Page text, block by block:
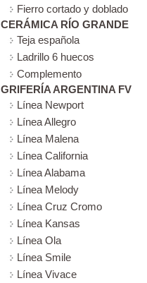
Fierro cortado y doblado
CERÁMICA RÍO GRANDE
Teja española
Ladrillo 6 huecos
Complemento
GRIFERÍA ARGENTINA FV
Línea Newport
Línea Allegro
Línea Malena
Línea California
Línea Alabama
Línea Melody
Línea Cruz Cromo
Línea Kansas
Línea Ola
Línea Smile
Línea Vivace